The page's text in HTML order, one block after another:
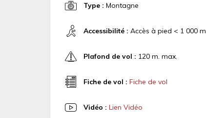
Type : Montagne
Accessibilité : Accès à pied < 1 000 m.
Plafond de vol : 120 m. max.
Fiche de vol : Fiche de vol
Vidéo : Lien Vidéo